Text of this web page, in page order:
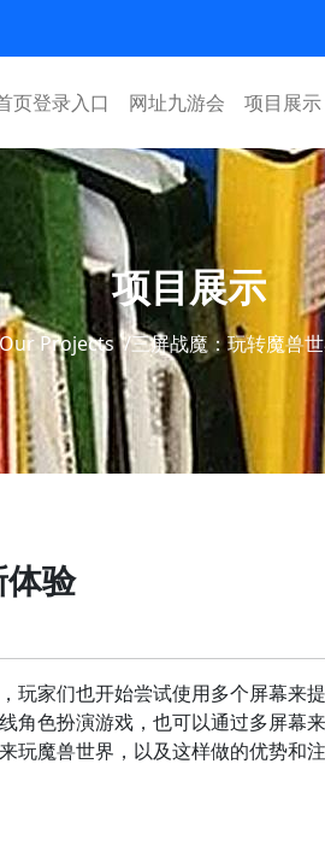
页登录入口 网址九游会 项目展示
项目展示
Projects/三屏战魔：玩转魔兽
验
玩家们也开始尝试使用多个屏幕来
角色扮演游戏，也可以通过多屏幕
玩魔兽世界，以及这样做的优势和